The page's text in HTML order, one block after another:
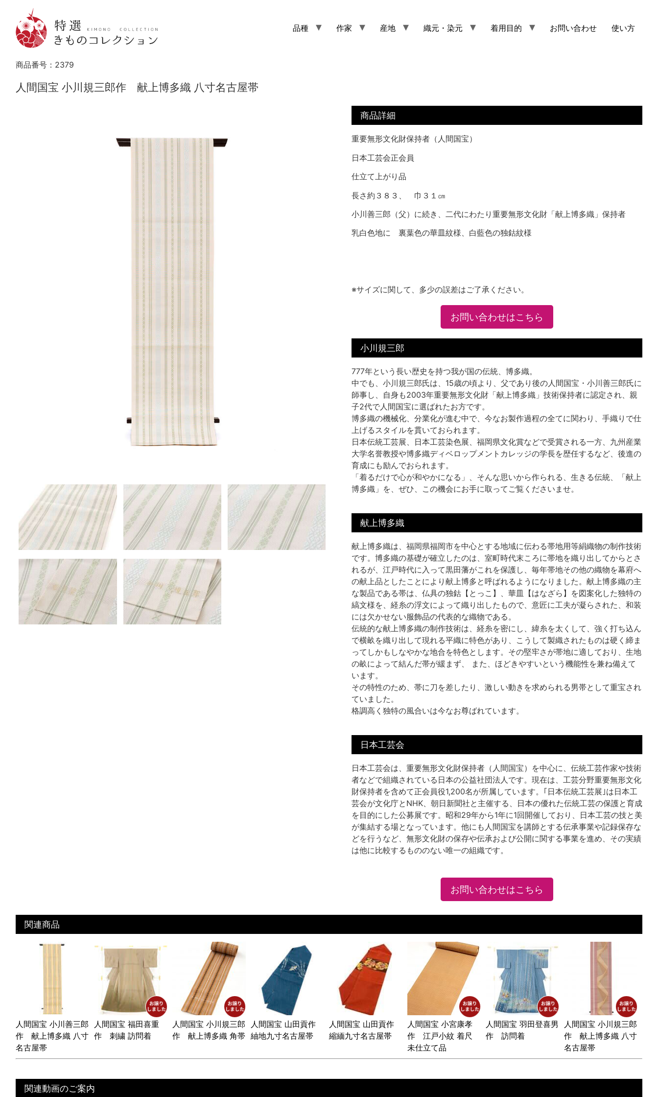
品種 作家 産地 織元・染元 着用目的 お問い合わせ 使い方
商品番号： 2379
人間国宝 小川規三郎作 献上博多織 八寸名古屋帯
商品詳細
重要無形文化財保持者（人間国宝）
日本工芸会正会員
仕立て上がり品
長さ約３８３、 巾３１㎝
小川善三郎（父）に続き、二代にわたり重要無形文化財「献上博多織」保持者
乳白色地に 裏葉色の華皿紋様、白藍色の独鈷紋様
※サイズに関して、多少の誤差はご了承ください。
お問い合わせはこちら
小川規三郎
777年という長い歴史を持つ我が国の伝統、博多織。
中でも、小川規三郎氏は、15歳の頃より、父であり後の人間国宝・小川善三郎氏に
師事し、自身も2003年重要無形文化財「献上博多織」技術保持者に認定され、親
子2代で人間国宝に選ばれたお方です。
博多織の機械化、分業化が進む中で、今なお製作過程の全てに関わり、手織りで仕
上げるスタイルを貫いておられます。
日本伝統工芸展、日本工芸染色展、福岡県文化賞などで受賞される一方、九州産業
大学名誉教授や博多織ディベロップメントカレッジの学長を歴任するなど、後進の
育成にも励んでおられます。
「着るだけで心が和やかになる」、そんな思いから作られる、生きる伝統、「献上
博多織」を、ぜひ、この機会にお手に取ってご覧くださいませ。
献上博多織
献上博多織は、福岡県福岡市を中心とする地域に伝わる帯地用等絹織物の制作技術
です。博多織の基礎が確立したのは、室町時代末ころに帯地を織り出してからとさ
れるが、江戸時代に入って黒田藩がこれを保護し、毎年帯地その他の織物を幕府へ
の献上品としたことにより献上博多と呼ばれるようになりました。献上博多織の主
な製品である帯は、仏具の独鈷【とっこ】、華皿【はなざら】を図案化した独特の
縞文様を、経糸の浮文によって織り出したもので、意匠に工夫が凝らされた、和装
には欠かせない服飾品の代表的な織物である。
伝統的な献上博多織の制作技術は、経糸を密にし、緯糸を太くして、強く打ち込ん
で横畝を織り出して現れる平織に特色があり、こうして製織されたものは硬く締ま
ってしかもしなやかな地合を特色とします。その堅牢さが帯地に適しており、生地
の畝によって結んだ帯が緩まず、 また、ほどきやすいという機能性を兼ね備えて
います。
その特性のため、帯に刀を差したり、激しい動きを求められる男帯として重宝され
ていました。
格調高く独特の風合いは今なお尊ばれています。
日本工芸会
日本工芸会は、重要無形文化財保持者（人間国宝）を中心に、伝統工芸作家や技術
者などで組織されている日本の公益社団法人です。現在は、工芸分野重要無形文化
財保持者を含めて正会員役1,200名が所属しています。｢日本伝統工芸展｣は日本工
芸会が文化庁とNHK、朝日新聞社と主催する、日本の優れた伝統工芸の保護と育成
を目的にした公募展です。昭和29年から1年に1回開催しており、日本工芸の技と美
が集結する場となっています。他にも人間国宝を講師とする伝承事業や記録保存な
どを行うなど、無形文化財の保存や伝承および公開に関する事業を進め、その実績
は他に比較するもののない唯一の組織です。
お問い合わせはこちら
関連商品
人間国宝 小川善三郎
作 献上博多織 八寸
名古屋帯
人間国宝 福田喜重
作 刺繍 訪問着
人間国宝 小川規三郎
作 献上博多織 角帯
人間国宝 山田貢作
紬地九寸名古屋帯
人間国宝 山田貢作
縮緬九寸名古屋帯
人間国宝 小宮康孝
作 江戸小紋 着尺
未仕立て品
人間国宝 羽田登喜男
作 訪問着
人間国宝 小川規三郎
作 献上博多織 八寸
名古屋帯
関連動画のご案内